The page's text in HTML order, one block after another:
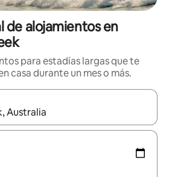
de alojamientos en
para estadías largas que te
casa durante un mes o más.
estén disponibles, navega con las